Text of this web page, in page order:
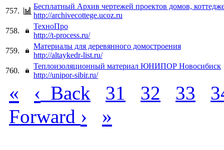
757.
Бесплатный Архив чертежей проектов домов,
http://archivecottege.ucoz.ru
758.
ТехноПро
http://t-process.ru/
759.
Материалы для деревянного домостроения
http://altaykedr-list.ru/
760.
Теплоизоляционный материал ЮНИПОР Новосибиск
http://unipor-sibir.ru/
« ‹ Back 31 32 33
Forward › »